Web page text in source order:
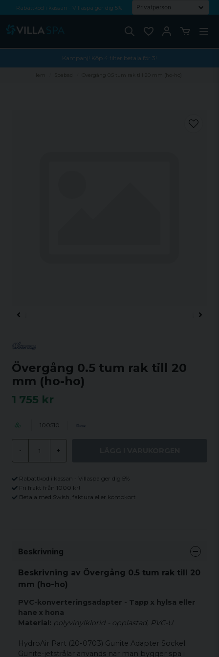
Rabattkod i kassan - Villaspa ger dig 5%
Kampanj! Köp 4 filter betala för 3!
Hem Spabad Övergång 0.5 tum rak till 20 mm (ho-ho)
Övergång 0.5 tum rak till 20
mm (ho-ho)
1 755 kr
100510
- +
Rabattkod i kassan - Villaspa ger dig 5%
Fri frakt från 1000 kr!
Betala med Swish, faktura eller kontokort
Beskrivning
Beskrivning av Övergång 0.5 tum rak till 20
mm (ho-ho)
PVC-konverteringsadapter - Tapp x hylsa eller
hane x hona
Material: polyvinylklorid - opplastad, PVC-U
HydroAir Part (20-0703) Gunite Adapter Sockel.
Gunite-jetstrålar används när man bygger spa i